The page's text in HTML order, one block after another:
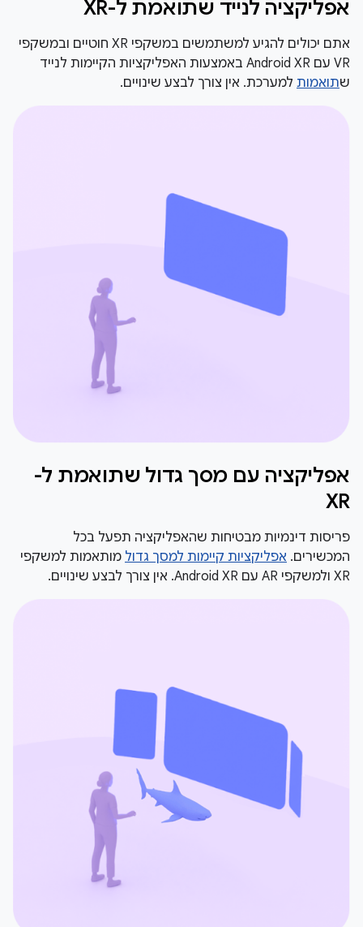
אפליקציה לנייד שתואמת ל-XR
אתם יכולים להגיע למשתמשים במשקפי XR חוטיים ובמשקפי
VR עם Android XR באמצעות האפליקציות הקיימות לנייד
שתואמות למערכת. אין צורך לבצע שינויים.
אפליקציה עם מסך גדול שתואמת ל-
XR
פריסות דינמיות מבטיחות שהאפליקציה תפעל בכל
המכשירים. אפליקציות קיימות למסך גדול מותאמות למשקפי
XR ולמשקפי AR עם Android XR. אין צורך לבצע שינויים.